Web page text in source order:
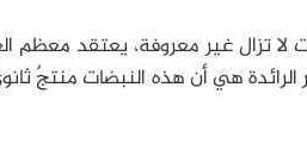
تزال غير معروفة، يعتقد معظم
الرائدة هي أن هذه النبضات منتجٌ